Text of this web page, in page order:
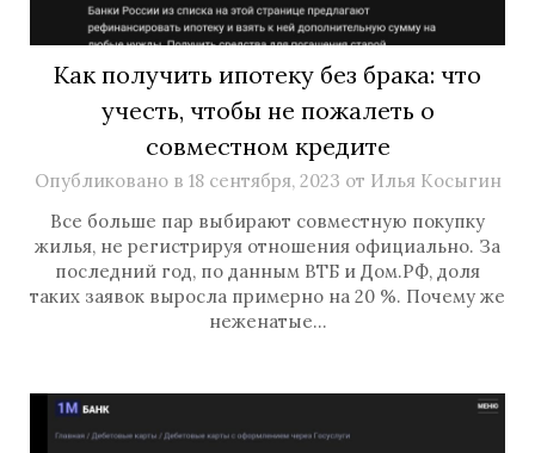
Как получить ипотеку без брака: что
учесть, чтобы не пожалеть о
совместном кредите
Опубликовано в 18 сентября, 2023 от Илья Косыгин
Все больше пар выбирают совместную покупку
жилья, не регистрируя отношения официально. За
последний год, по данным ВТБ и Дом.РФ, доля
таких заявок выросла примерно на 20 %. Почему же
неженатые…